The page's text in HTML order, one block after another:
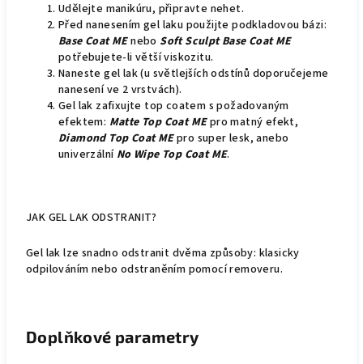
Udělejte manikúru, připravte nehet.
Před nanesením gel laku použijte podkladovou bázi:
Base Coat MEnebo Soft Sculpt Base Coat ME
potřebujete-li větší viskozitu.
Naneste gel lak (u světlejších odstínů doporučejeme
nanesení ve 2 vrstvách).
Gel lak zafixujte top coatem s požadovaným
efektem: Matte Top Coat MEpro matný efekt,
Diamond Top Coat MEpro super lesk, anebo
univerzální No Wipe Top Coat ME.
JAK GEL LAK ODSTRANIT?
Gel lak lze snadno odstranit dvěma způsoby: klasicky
odpilováním nebo odstraněním pomocí removeru.
Doplňkové parametry